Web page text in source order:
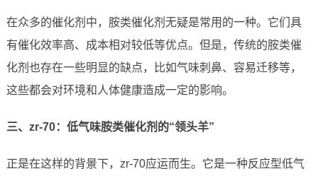
在众多的催化剂中，胺类催化剂无疑是常用的一种。它们具
有催化效率高、成本相对较低等优点。但是，传统的胺类催
化剂也存在一些明显的缺点，比如气味刺鼻、容易迁移等，
这些都会对环境和人体健康造成一定的影响。
三、zr-70：低气味胺类催化剂的“领头羊”
正是在这样的背景下，zr-70应运而生。它是一种反应型低气